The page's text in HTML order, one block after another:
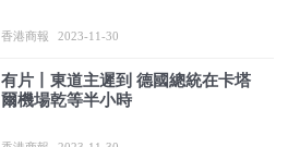
香港商報 2023-11-30
有片丨東道主遲到 德國總統在卡塔
爾機場乾等半小時